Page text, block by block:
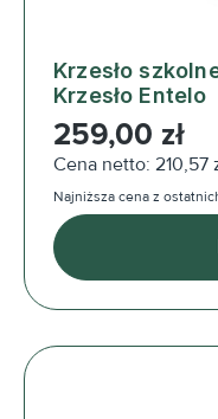
Krzesło
Krzesło Entelo
Cena regularna:
259,00 zł
Cena netto: 210,57
Najniższa cena z